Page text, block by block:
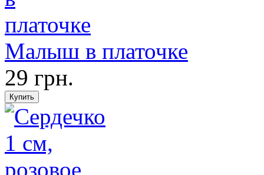
Малыш в платочке
29 грн.